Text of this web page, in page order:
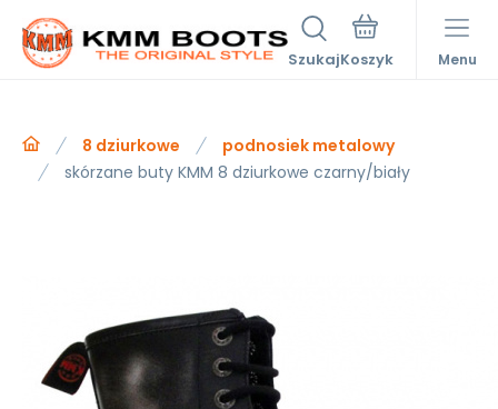
Szukaj Menu
8 dziurkowe
podnosiek metalowy
skórzane buty KMM 8 dziurkowe czarny/biały